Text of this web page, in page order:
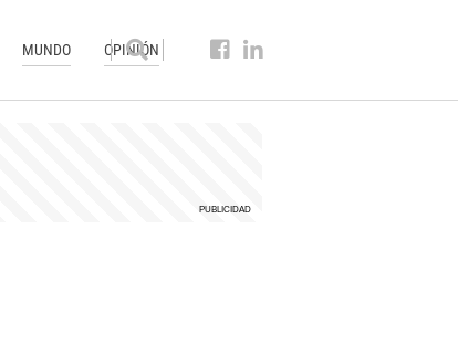
MUNDO OPINIÓN